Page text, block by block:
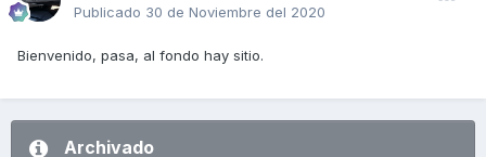
Publicado 30 de Noviembre del 2020
Bienvenido, pasa, al fondo hay sitio.
Archivado